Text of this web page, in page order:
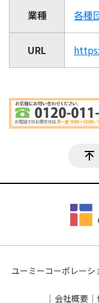
業種 各種
URL
ユーミーコーポレー
会社概要